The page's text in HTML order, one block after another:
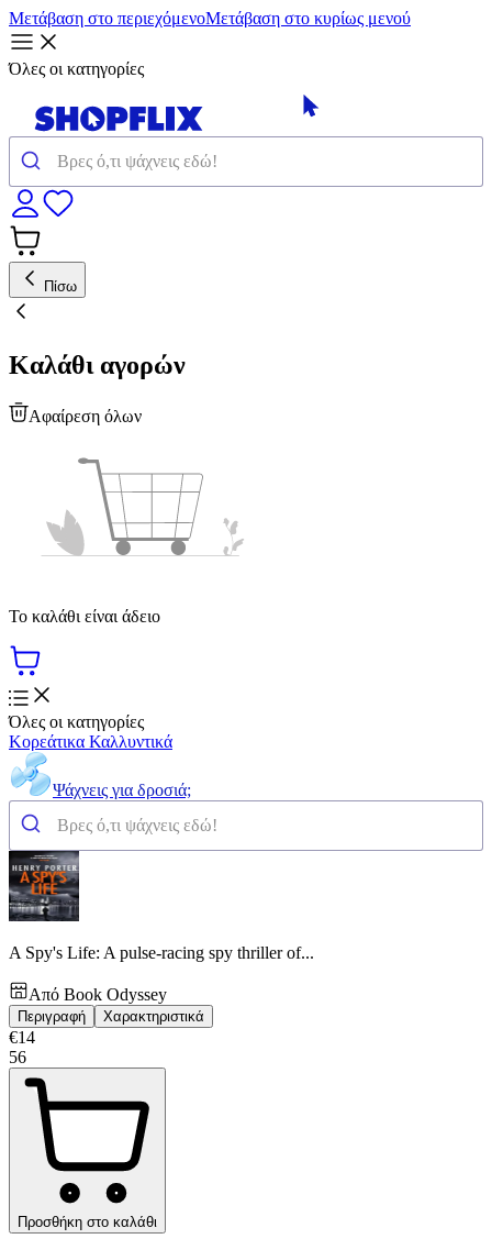
Μετάβαση στο περιεχόμενοΜετάβαση στο κυρίως μενού
Όλες οι κατηγορίες
Πίσω
Καλάθι αγορών
Αφαίρεση όλων
Το καλάθι είναι άδειο
Όλες οι κατηγορίες
Κορεάτικα Καλλυντικά
Ψάχνεις για δροσιά;
A Spy's Life: A pulse-racing spy thriller of...
Από Book Odyssey
Περιγραφή Χαρακτηριστικά
€14
56
Προσθήκη στο καλάθι